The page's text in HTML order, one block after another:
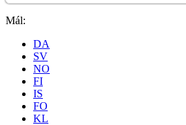
Mál:
DA
SV
NO
FI
IS
FO
KL